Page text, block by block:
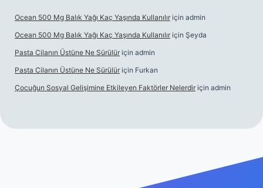
Ocean 500 Mg Balık Yağı Kaç Yaşında Kullanılır için admin
Ocean 500 Mg Balık Yağı Kaç Yaşında Kullanılır için Şeyda
Pasta Cilanın Üstüne Ne Sürülür için admin
Pasta Cilanın Üstüne Ne Sürülür için Furkan
Çocuğun Sosyal Gelişimine Etkileyen Faktörler Nelerdir için admin